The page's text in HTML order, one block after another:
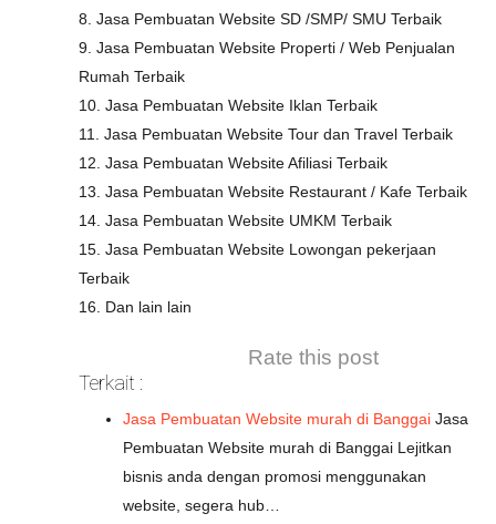
8. Jasa Pembuatan Website SD /SMP/ SMU Terbaik
9. Jasa Pembuatan Website Properti / Web Penjualan
Rumah Terbaik
10. Jasa Pembuatan Website Iklan Terbaik
11. Jasa Pembuatan Website Tour dan Travel Terbaik
12. Jasa Pembuatan Website Afiliasi Terbaik
13. Jasa Pembuatan Website Restaurant / Kafe Terbaik
14. Jasa Pembuatan Website UMKM Terbaik
15. Jasa Pembuatan Website Lowongan pekerjaan
Terbaik
16. Dan lain lain
Rate this post
Terkait :
Jasa Pembuatan Website murah di Banggai Jasa
Pembuatan Website murah di Banggai Lejitkan
bisnis anda dengan promosi menggunakan
website, segera hub…